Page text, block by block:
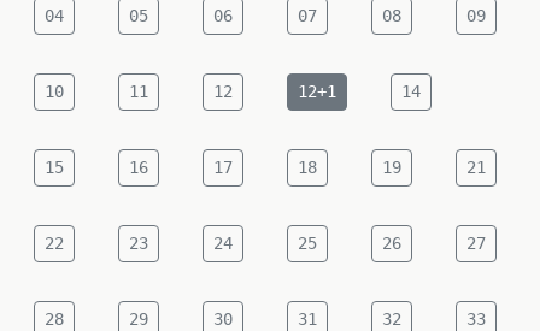
04 05 06 07 08 09
10 11 12 12+1 14
15 16 17 18 19 21
22 23 24 25 26 27
28 29 30 31 32 33